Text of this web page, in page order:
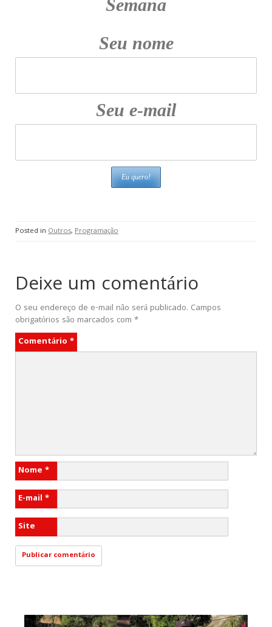
Semana
Seu nome
Seu e-mail
Posted in Outros, Programação
Deixe um comentário
O seu endereço de e-mail não será publicado. Campos
obrigatórios são marcados com *
Comentário *
Nome *
E-mail *
Site